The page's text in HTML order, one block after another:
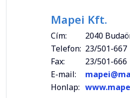
Mapei Kft.
Cím:
2040
Telefon: 23/501-667
Fax:
23/501-666
E-mail:
Honlap: